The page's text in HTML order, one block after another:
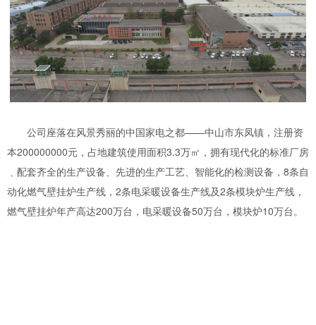
公司座落在风景秀丽的中国家电之都——中山市东凤镇，注册资
本200000000元，占地建筑使用面积3.3万㎡，拥有现代化的标准厂房
﹑配套齐全的生产设备、先进的生产工艺、智能化的检测设备，8条自
动化燃气壁挂炉生产线，2条电采暖设备生产线及2条模块炉生产线，
燃气壁挂炉年产高达200万台，电采暖设备50万台，模块炉10万台。